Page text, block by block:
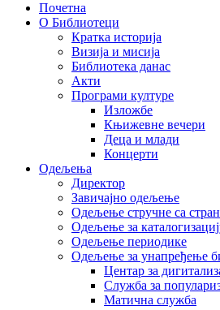
Почетна
О Библиотеци
Кратка историја
Визија и мисија
Библиотека данас
Акти
Програми културе
Изложбе
Књижевне вечери
Деца и млади
Концерти
Одељења
Директор
Завичајно одељење
Одељење стручне са
Одељење за
Одељење периодике
Одељење за унапређење
Центар за
Служба за
Матична служба